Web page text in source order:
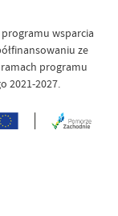
programu wsparcia
ze
programu
2021-2027.